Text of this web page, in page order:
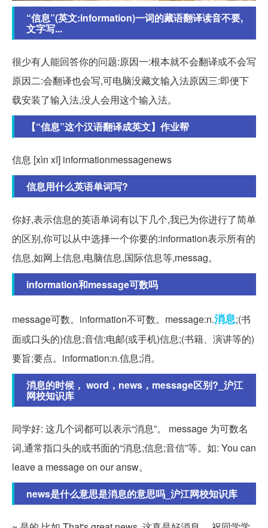
“信息”(英文:information)一词的藏语翻译读音不要,
文字写...
很少有人能回答你的问题:原因一:根本就不会翻译或不会写
原因二:会翻译也会写,可电脑没藏文输入法原因三:即便下
载安装了输入法,没人会用这个输入法。
【“信息”这个汉语翻译成英文】作业帮
信息 [xìn xī] informationmessagenews
信息用什么英语单词写?
你好,表示信息的英语单词有以下几个,我已为你进行了简单
的区别,你可以从中选择一个你要的:information表示所有的
信息,如网上信息,电脑信息,国际信息等,messag。
information和message可数吗
message可数。information不可数。message:n.消息;(书
面或口头的)信息;音信;电邮(或手机)信息;(书籍、演讲等的)
要旨;要点。information:n.信息;消。
消息的时候， word，news，message区别?_沪江
网校知识库
同学好: 这几个词都可以表示“消息”。 message 为可数名
词,通常指口头的或书面的“消息;信息;音信”等。如: You can
leave a message on our answ。
news是什么意思是消息的意思吗_沪江网校知识库